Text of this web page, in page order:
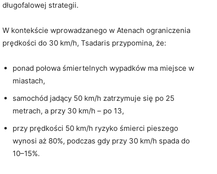
długofalowej strategii.
W kontekście wprowadzanego w Atenach ograniczenia
prędkości do 30 km/h, Tsadaris przypomina, że:
ponad połowa śmiertelnych wypadków ma miejsce w
miastach,
samochód jadący 50 km/h zatrzymuje się po 25
metrach, a przy 30 km/h – po 13,
przy prędkości 50 km/h ryzyko śmierci pieszego
wynosi aż 80%, podczas gdy przy 30 km/h spada do
10–15%.